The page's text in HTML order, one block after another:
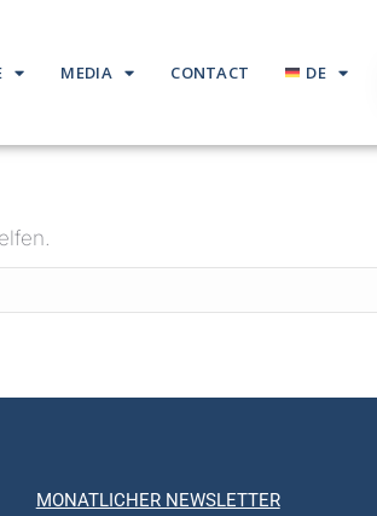
MEDIA CONTACT DE
MONATLICHER NEWSLETTER